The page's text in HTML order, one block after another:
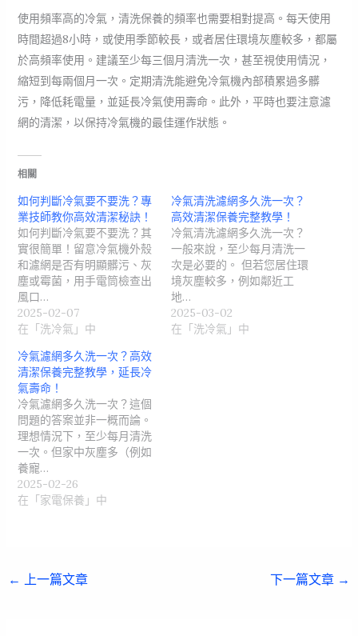
使用頻率高的冷氣，清洗保養的頻率也需要相對提高。每天使用
時間超過8小時，或使用季節較長，或者居住環境灰塵較多，都屬
於高頻率使用。建議至少每三個月清洗一次，甚至視使用情況，
縮短到每兩個月一次。定期清洗能避免冷氣機內部積累過多髒
污，降低耗電量，並延長冷氣使用壽命。此外，平時也要注意濾
網的清潔，以保持冷氣機的最佳運作狀態。
相關
如何判斷冷氣要不要洗？專
業技師教你高效清潔秘訣！
如何判斷冷氣要不要洗？其
實很簡單！留意冷氣機外殼
和濾網是否有明顯髒污、灰
塵或霉菌，用手電筒檢查出
風口…
2025-02-07
在「洗冷氣」中
冷氣清洗濾網多久洗一次？
高效清潔保養完整教學！
冷氣清洗濾網多久洗一次？
一般來說，至少每月清洗一
次是必要的。 但若您居住環
境灰塵較多，例如鄰近工
地…
2025-03-02
在「洗冷氣」中
冷氣濾網多久洗一次？高效
清潔保養完整教學，延長冷
氣壽命！
冷氣濾網多久洗一次？這個
問題的答案並非一概而論。
理想情況下，至少每月清洗
一次。但家中灰塵多（例如
養寵…
2025-02-26
在「家電保養」中
← 上一篇文章 下一篇文章 →